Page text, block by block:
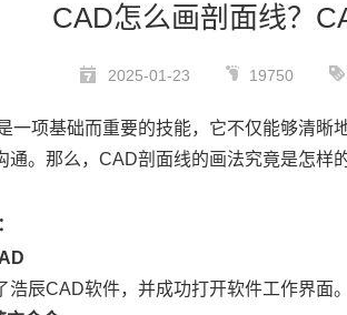
CAD怎么画剖面线？
2025-01-23 19750
一项基础而重要的技能，它不仅能够清晰
通。那么，CAD剖面线的画法究竟是怎
浩辰CAD软件，并成功打开软件工作界面。